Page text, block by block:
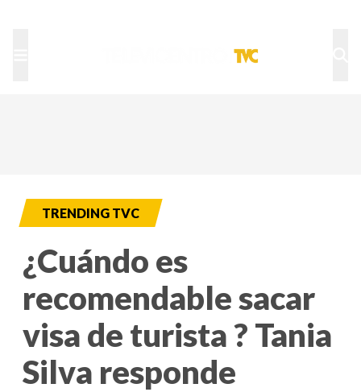
TRENDING TVC
¿Cuándo es
recomendable sacar
visa de turista ? Tania
Silva responde